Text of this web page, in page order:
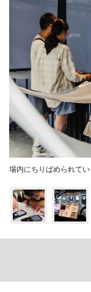
場内にちりばめられて